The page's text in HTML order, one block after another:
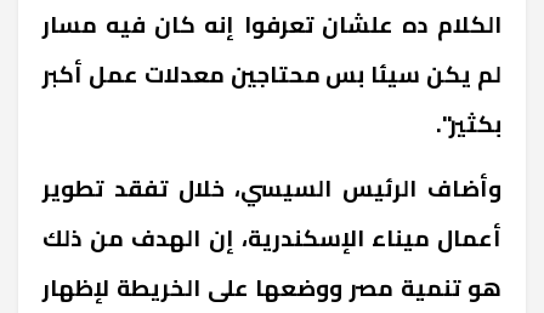
الكلام ده علشان تعرفوا إنه كان فيه مسار
لم يكن سيئا بس محتاجين معدلات عمل أكبر
بكثير".
وأضاف الرئيس السيسي، خلال تفقد تطوير
أعمال ميناء الإسكندرية، إن الهدف من ذلك
هو تنمية مصر ووضعها على الخريطة لإظهار